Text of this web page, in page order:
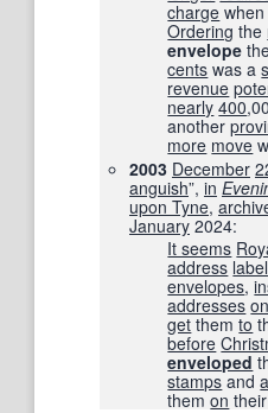
charge when
Ordering the
envelope
cents was a
revenue
nearly 400
another
more move
2003 December
anguish”, in
upon Tyne,
January 2024:
It seems
address label
envelopes,
addresses
get themto
before
enveloped
stampsand
themon